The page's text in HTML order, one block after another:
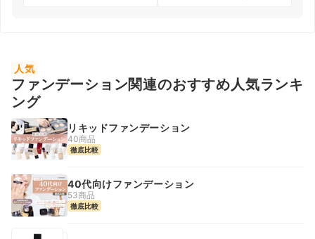
人気
ファンデーション関連のおすすめ人気ランキ
ング
リキッドファンデーション
40商品
徹底比較
40代向けファンデーション
53商品
徹底比較